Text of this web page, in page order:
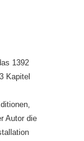
1392
Kapitel
Autor die